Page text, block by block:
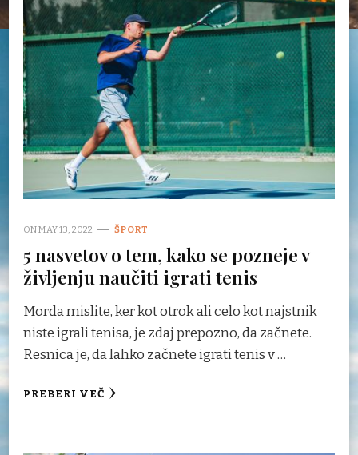
ONMAY 13, 2022 ŠPORT
5 nasvetov o tem, kako se pozneje v
življenju naučiti igrati tenis
Morda mislite, ker kot otrok ali celo kot najstnik
niste igrali tenisa, je zdaj prepozno, da začnete.
Resnica je, da lahko začnete igrati tenis v …
PREBERI VEČ